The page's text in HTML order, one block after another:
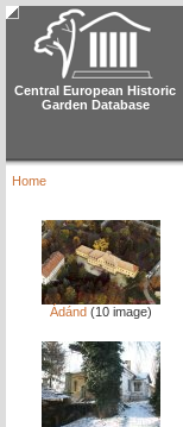
Central European Historic
Garden Database
Home
Ádánd (10 image)